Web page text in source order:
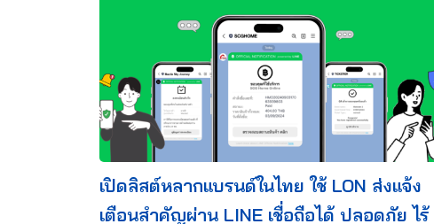
เปิดลิสต์หลากแบรนด์ในไทย ใช้ LON ส่งแจ้ง
เตือนสำคัญผ่าน LINE เชื่อถือได้ ปลอดภัย ไร้